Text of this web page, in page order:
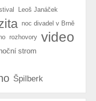
Leoš Janáček
noc divadel v Brně
rozhovory video
strom
Špilberk